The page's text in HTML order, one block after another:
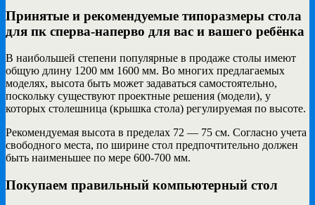
Принятые и рекомендуемые типоразмеры стола
для пк сперва-наперво для вас и вашего ребёнка
В наибольшей степени популярные в продаже столы имеют
общую длину 1200 мм 1600 мм. Во многих предлагаемых
моделях, высота быть может задаваться самостоятельно,
поскольку существуют проектные решения (модели), у
которых столешница (крышка стола) регулируемая по высоте.
Рекомендуемая высота в пределах 72 — 75 см. Согласно учета
свободного места, по ширине стол предпочтительно должен
быть наименьшее по мере 600-700 мм.
Покупаем правильный компьютерный стол